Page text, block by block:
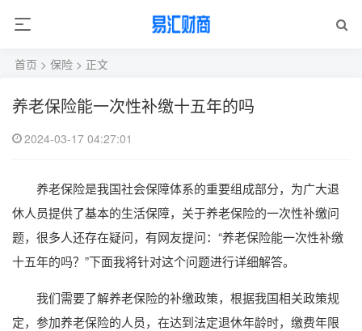
首页 > 保险 > 正文
养老保险能一次性补缴十五年的吗
2024-03-17 04:27:01
养老保险是我国社会保障体系的重要组成部分，为广大退
休人员提供了基本的生活保障，关于养老保险的一次性补缴问
题，很多人还存在疑问，有网友提问：“养老保险能一次性补缴
十五年的吗？”下面我将针对这个问题进行详细解答。
我们需要了解养老保险的补缴政策，根据我国相关政策规
定，参加养老保险的人员，在达到法定退休年龄时，缴费年限